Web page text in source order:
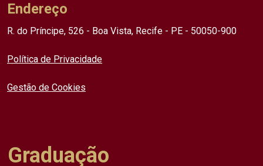
Endereço
R. do Príncipe, 526 - Boa Vista, Recife - PE - 50050-900
Política de Privacidade
Gestão de Cookies
Graduação